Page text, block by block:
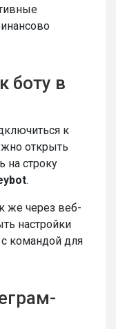
боту в
к
открыть
на строку
.
же через веб-
настройки
с командой для